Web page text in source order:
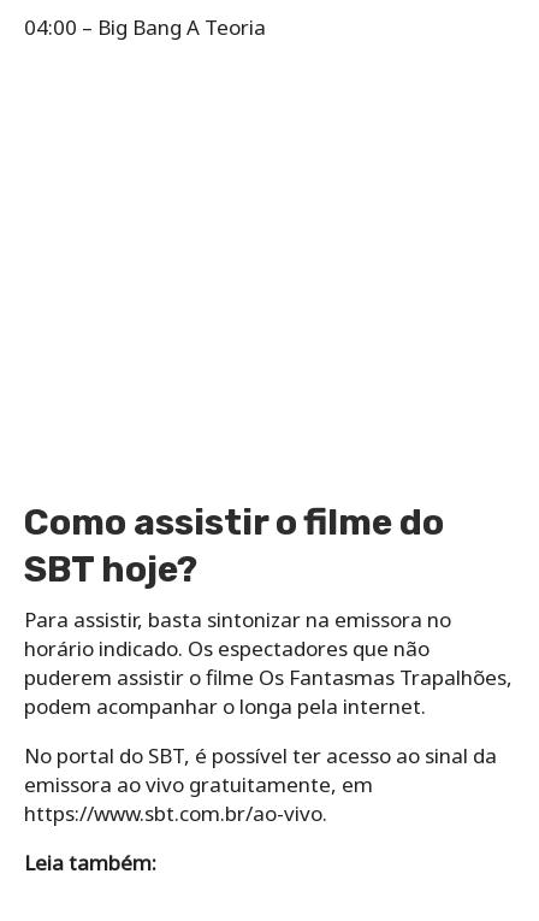
04:00 – Big Bang A Teoria
Como assistir o filme do
SBT hoje?
Para assistir, basta sintonizar na emissora no
horário indicado. Os espectadores que não
puderem assistir o filme Os Fantasmas Trapalhões,
podem acompanhar o longa pela internet.
No portal do SBT, é possível ter acesso ao sinal da
emissora ao vivo gratuitamente, em
https://www.sbt.com.br/ao-vivo.
Leia também: